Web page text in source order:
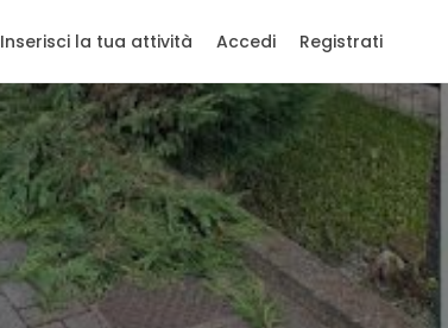
Inserisci la tua attività Accedi Registrati